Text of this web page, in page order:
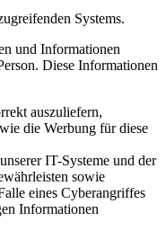
Systems.
und Informationen
Diese Informationen
auszuliefern,
die Werbung für diese
IT-Systeme und der
sowie
eines Cyberangriffes
Informationen